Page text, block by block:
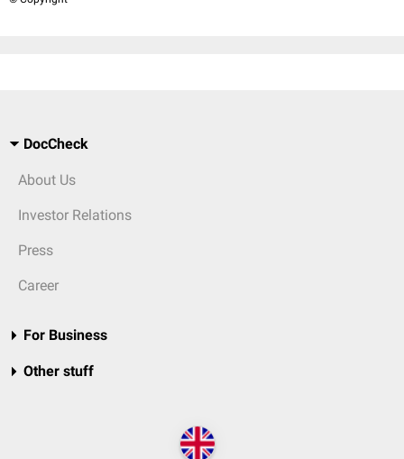
DocCheck
About Us
Investor Relations
Press
Career
For Business
Other stuff